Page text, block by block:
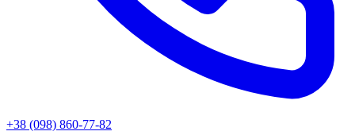
+38 (098) 860-77-82